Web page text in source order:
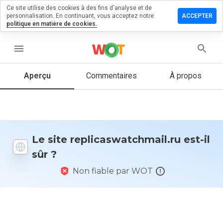
menu
Aperçu Commentaires À propos
Le site replicaswatchmail.ru est-il
sûr ?
Non fiable par WOT
un
sur
Quelle
donneriez-
Ce site utilise des cookies à des fins d'analyse et de
personnalisation. En continuant, vous acceptez notre
politique en matière de cookies.
ACCEPTER